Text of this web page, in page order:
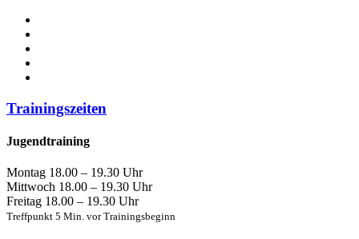
Trainingszeiten
Jugendtraining
Montag 18.00 – 19.30 Uhr
Mittwoch 18.00 – 19.30 Uhr
Freitag 18.00 – 19.30 Uhr
Treffpunkt 5 Min. vor Trainingsbeginn